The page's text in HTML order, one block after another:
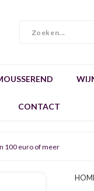
CONTACT
100 euro of meer